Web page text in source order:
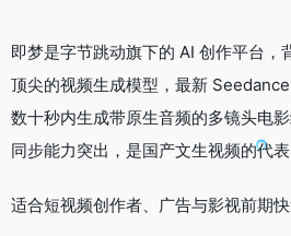
即梦是字节跳动旗下的 AI 创作平台，
顶尖的视频生成模型，最新
数十秒内生成带原生音频的多镜头电
同步能力突出，是国产文生视频的代表
适合短视频创作者、广告与影视前期快